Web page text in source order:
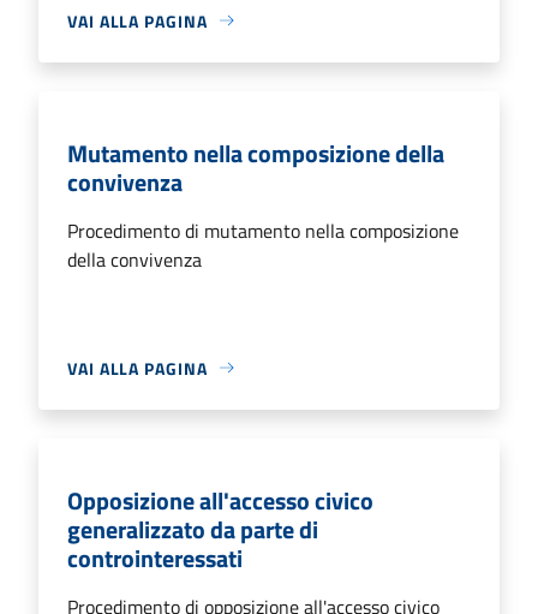
VAI ALLA PAGINA
Mutamento nella composizione della
convivenza
Procedimento di mutamento nella composizione
della convivenza
VAI ALLA PAGINA
Opposizione all'accesso civico
generalizzato da parte di
controinteressati
Procedimento di opposizione all'accesso civico